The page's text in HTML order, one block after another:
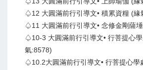
♤12 大圓滿前行引導文• 積累資糧 (緣
♤11 大圓滿前行引導文• 念修金剛薩
♤10-3 大圓滿前行引導文• 行菩提心
氣:8578)
♤10.2大圓滿前行引導文• 行菩提心學